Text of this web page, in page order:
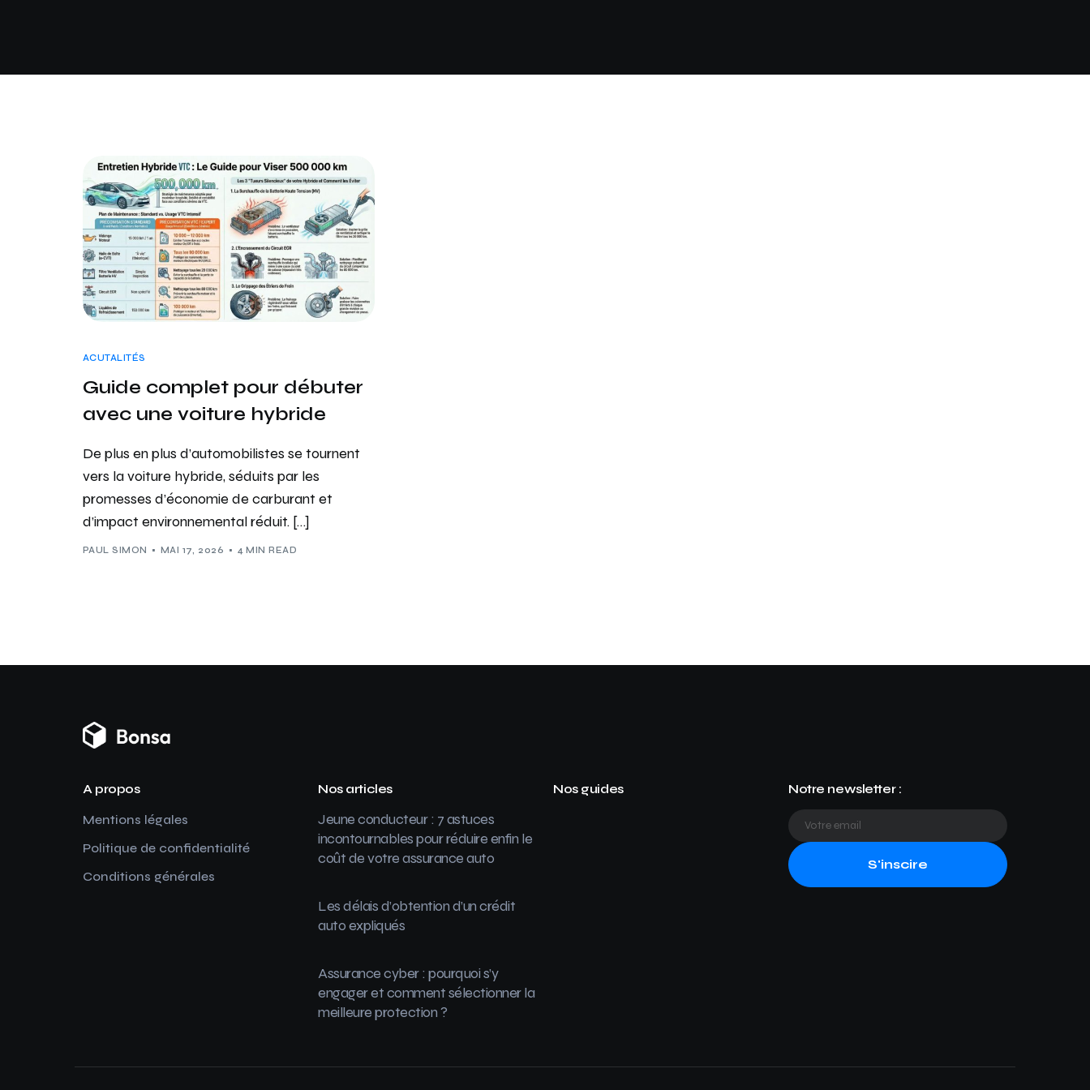
ACUTALITÉS
Guide complet pour débuter
avec une voiture hybride
De plus en plus d’automobilistes se tournent
vers la voiture hybride, séduits par les
promesses d’économie de carburant et
d’impact environnemental réduit. […]
PAUL SIMON MAI 17, 2026 4 MIN READ
A propos
Mentions légales
Politique de confidentialité
Conditions générales
Nos articles
Jeune conducteur : 7 astuces
incontournables pour réduire enfin le
coût de votre assurance auto
Les délais d’obtention d’un crédit
auto expliqués
Assurance cyber : pourquoi s’y
engager et comment sélectionner la
meilleure protection ?
Nos guides Notre newsletter :
S'inscire